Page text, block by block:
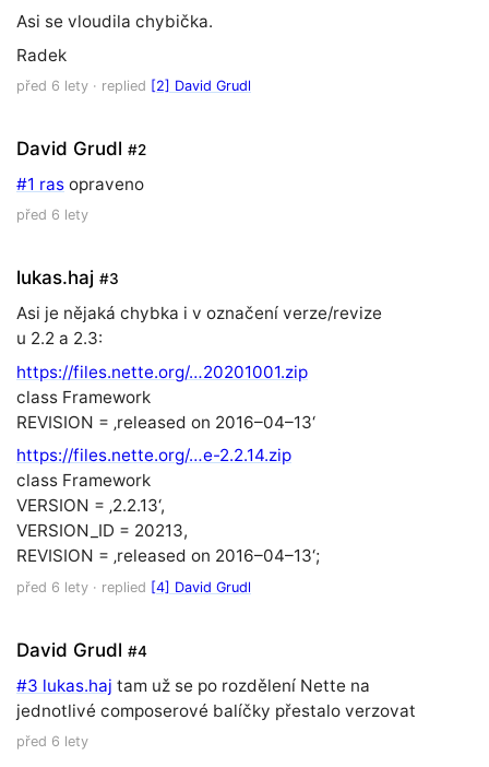
Asi se vloudila chybička.
Radek
před 6 lety · replied [2] David Grudl
David Grudl #2
#1 ras opraveno
před 6 lety
lukas.haj #3
Asi je nějaká chybka i v označení verze/revize
u 2.2 a 2.3:
https://files.nette.org/…20201001.zip
class Framework
REVISION = ‚released on 2016–04–13‘
https://files.nette.org/…e-2.2.14.zip
class Framework
VERSION = ‚2.2.13‘,
VERSION_ID = 20213,
REVISION = ‚released on 2016–04–13‘;
před 6 lety · replied [4] David Grudl
David Grudl #4
#3 lukas.haj tam už se po rozdělení Nette na
jednotlivé composerové balíčky přestalo verzovat
před 6 lety